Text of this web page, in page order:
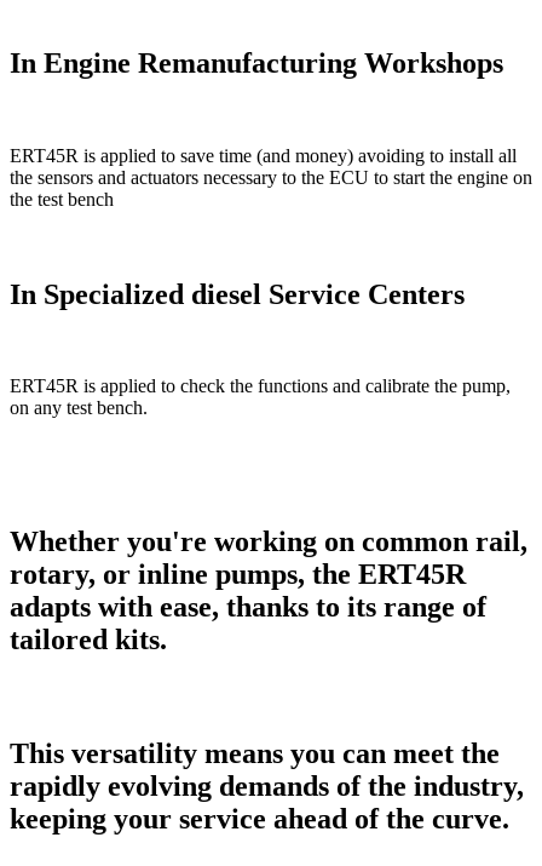
In Engine Remanufacturing Workshops
ERT45R is applied to save time (and money) avoiding to install all
the sensors and actuators necessary to the ECU to start the engine on
the test bench
In Specialized diesel Service Centers
ERT45R is applied to check the functions and calibrate the pump,
on any test bench.
Whether you're working on common rail,
rotary, or inline pumps, the ERT45R
adapts with ease, thanks to its range of
tailored kits.
This versatility means you can meet the
rapidly evolving demands of the industry,
keeping your service ahead of the curve.